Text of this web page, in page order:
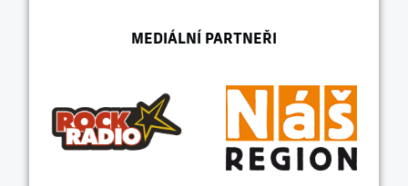
MEDIÁLNÍ PARTNEŘI